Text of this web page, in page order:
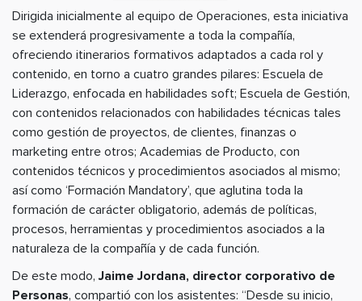
Dirigida inicialmente al equipo de Operaciones, esta iniciativa
se extenderá progresivamente a toda la compañía,
ofreciendo itinerarios formativos adaptados a cada rol y
contenido, en torno a cuatro grandes pilares: Escuela de
Liderazgo, enfocada en habilidades soft; Escuela de Gestión,
con contenidos relacionados con habilidades técnicas tales
como gestión de proyectos, de clientes, finanzas o
marketing entre otros; Academias de Producto, con
contenidos técnicos y procedimientos asociados al mismo;
así como ‘Formación Mandatory’, que aglutina toda la
formación de carácter obligatorio, además de políticas,
procesos, herramientas y procedimientos asociados a la
naturaleza de la compañía y de cada función.
De este modo,Jaime Jordana, director corporativo de
Personas, compartió con los asistentes: “Desde su inicio,